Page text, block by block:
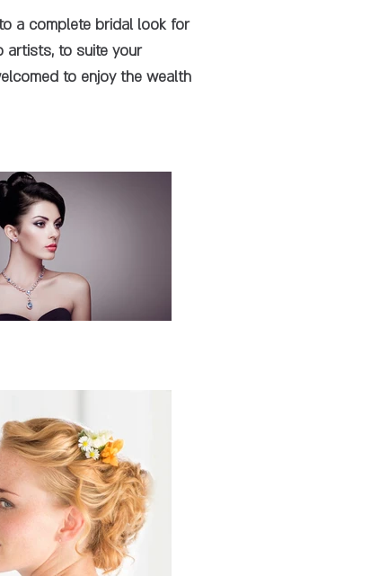
a complete bridal look for
artists, to suite your
to enjoy the wealth